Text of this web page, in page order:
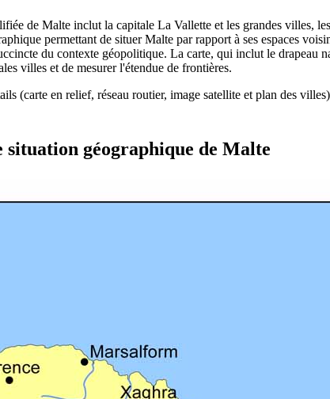
de Malte inclut la capitale La Vallette et les grandes villes,
permettant de situer Malte par rapport à ses espaces
du contexte géopolitique. La carte, qui inclut le drapeau
villes et de mesurer l'étendue de frontières.
(carte en relief, réseau routier, image satellite et plan des
situation géographique de Malte